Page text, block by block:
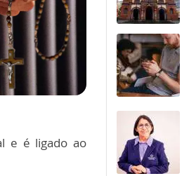
e é ligado ao